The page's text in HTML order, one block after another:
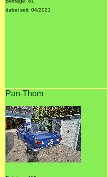
dabei seit: 04/2021
Pan-Thom